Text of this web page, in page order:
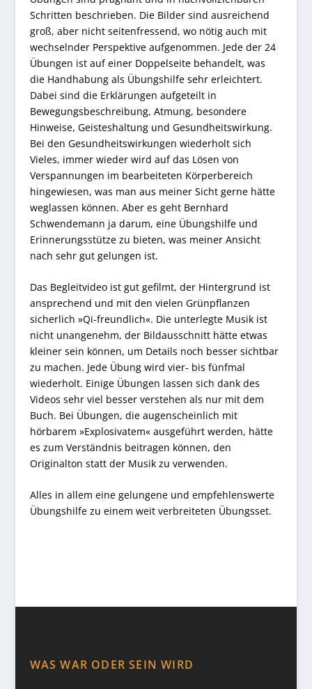
Schritten beschrieben. Die Bilder sind ausreichend
groß, aber nicht seitenfressend, wo nötig auch mit
wechselnder Perspektive aufgenommen. Jede der 24
Übungen ist auf einer Doppelseite behandelt, was
die Handhabung als Übungshilfe sehr erleichtert.
Dabei sind die Erklärungen aufgeteilt in
Bewegungsbeschreibung, Atmung, besondere
Hinweise, Geisteshaltung und Gesundheitswirkung.
Bei den Gesundheitswirkungen wiederholt sich
Vieles, immer wieder wird auf das Lösen von
Verspannungen im bearbeiteten Körperbereich
hingewiesen, was man aus meiner Sicht gerne hätte
weglassen können. Aber es geht Bernhard
Schwendemann ja darum, eine Übungshilfe und
Erinnerungsstütze zu bieten, was meiner Ansicht
nach sehr gut gelungen ist.
Das Begleitvideo ist gut gefilmt, der Hintergrund ist
ansprechend und mit den vielen Grünpflanzen
sicherlich »Qi-freundlich«. Die unterlegte Musik ist
nicht unangenehm, der Bildausschnitt hätte etwas
kleiner sein können, um Details noch besser sichtbar
zu machen. Jede Übung wird vier- bis fünfmal
wiederholt. Einige Übungen lassen sich dank des
Videos sehr viel besser verstehen als nur mit dem
Buch. Bei Übungen, die augenscheinlich mit
hörbarem »Explosivatem« ausgeführt werden, hätte
es zum Verständnis beitragen können, den
Originalton statt der Musik zu verwenden.
Alles in allem eine gelungene und empfehlenswerte
Übungshilfe zu einem weit verbreiteten Übungsset.
WAS WAR ODER SEIN WIRD